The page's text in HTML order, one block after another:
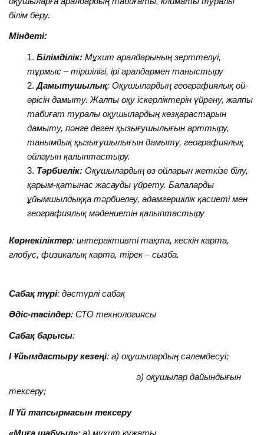
білім беру.
Міндеті:
Білімділік: Мұхит аралдарының зерттелуі,
тұрмыс – тіршілігі, ірі аралдармен таныстыру
Дамытушылық: Оқушылардың географиялық ой-
өрісін дамыту. Жалпы оқу іскерліктерін үйрену, жалпы
табиғат туралы оқушылардың көзқарастарын
дамыту, пәнге деген қызығушылығын арттыру,
танымдық қызығушылығын дамыту, географиялық
ойлауын қалыптастыру.
Тәрбиелік: Оқушылардың өз ойларын жеткізе білу,
қарым-қатынас жасауды үйрету. Балаларды
ұйымшылдыққа тәрбиелеу, адамгершілік қасиеті мен
географиялық мәдениетін қалыптастыру
Көрнекіліктер: интерактивті тақта, кескін карта,
глобус, физикалық карта, тірек – сызба.
Сабақ түрі: дәстүрлі сабақ
Әдіс-тәсілдер: СТО технологиясы
Сабақ барысы:
І Ұйымдастыру кезеңі: а) оқушылардың сәлемдесуі;
ә) оқушылар дайындығын
тексеру;
ІІ Үй тапсырмасын тексеру